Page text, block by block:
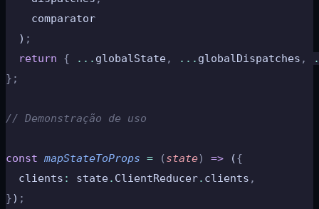
    comparator
  )
;
  return
{ ... globalState, ... globalDispatches ,
};
// Demonstração de uso
const mapStateToProps = (state) => ({
  clients
: state. ClientReducer. clients ,
}) ;